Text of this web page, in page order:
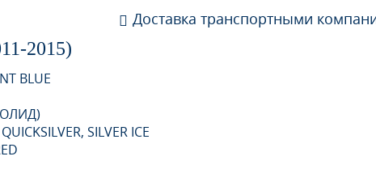
Доставка транспортными
2015)
BLUE
SILVER ICE